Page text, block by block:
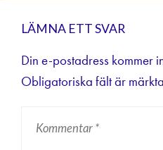
LÄMNA ETT SVAR
Din e-postadress kommer
Obligatoriska fält är märkta